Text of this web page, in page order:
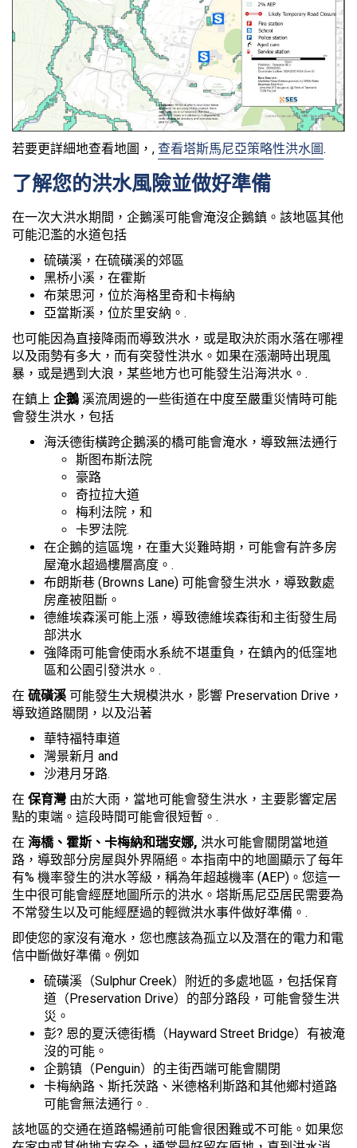
若要更詳細地查看地圖，, 查看塔斯馬尼亞策略性洪水圖.
了解您的洪水風險並做好準備
在一次大洪水期間，企鵝溪可能會淹沒企鵝鎮。該地區其他
可能氾濫的水道包括
硫磺溪，在硫磺溪的郊區
黑桥小溪，在霍斯
布萊思河，位於海格里奇和卡梅納
亞當斯溪，位於里安納。.
也可能因為直接降雨而導致洪水，或是取決於雨水落在哪裡
以及雨勢有多大，而有突發性洪水。如果在漲潮時出現風
暴，或是遇到大浪，某些地方也可能發生沿海洪水。.
在鎮上 企鵝 溪流周邊的一些街道在中度至嚴重災情時可能
會發生洪水，包括
海沃德街橫跨企鵝溪的橋可能會淹水，導致無法通行
斯图布斯法院
豪路
奇拉拉大道
梅利法院，和
卡罗法院.
在企鵝的這區塊，在重大災難時期，可能會有許多房
屋淹水超過樓層高度。.
布朗斯巷 (Browns Lane) 可能會發生洪水，導致數處
房產被阻斷。
德維埃森溪可能上漲，導致德維埃森街和主街發生局
部洪水
強降雨可能會使雨水系統不堪重負，在鎮內的低窪地
區和公園引發洪水。.
在 硫磺溪 可能發生大規模洪水，影響 Preservation Drive，
導致道路關閉，以及沿著
華特福特車道
灣景新月 and
沙港月牙路.
在 保育灣 由於大雨，當地可能會發生洪水，主要影響定居
點的東端。這段時間可能會很短暫。.
在 海橋、霍斯、卡梅納和瑞安娜, 洪水可能會關閉當地道
路，導致部分房屋與外界隔絕。本指南中的地圖顯示了每年
有% 機率發生的洪水等級，稱為年超越機率 (AEP)。您這一
生中很可能會經歷地圖所示的洪水。塔斯馬尼亞居民需要為
不常發生以及可能經歷過的輕微洪水事件做好準備。.
即使您的家沒有淹水，您也應該為孤立以及潛在的電力和電
信中斷做好準備。例如
硫磺溪（Sulphur Creek）附近的多處地區，包括保育
道（Preservation Drive）的部分路段，可能會發生洪
災。
彭? 恩的夏沃德街橋（Hayward Street Bridge）有被淹
沒的可能。
企鹅镇（Penguin）的主街西端可能會關閉
卡梅納路、斯托茨路、米德格利斯路和其他鄉村道路
可能會無法通行。.
該地區的交通在道路暢通前可能會很困難或不可能。如果您